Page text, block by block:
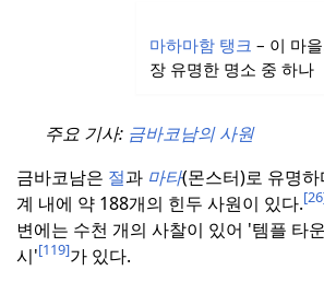
마하마함 탱크 – 이 마
장 유명한 명소 중 하나
주요 기사: 금바코남의 사원
금바코남은 절과 마타(몬스터)로 유명하
계 내에 약 188개의 힌두 사원이 있다.
변에는 수천 개의 사찰이 있어 '템플 타
시'[119]가 있다.